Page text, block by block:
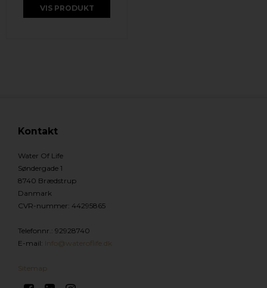
VIS PRODUKT
Kontakt
Water Of Life
Søndergade 1
8740 Brædstrup
Danmark
CVR-nummer: 44295865
Telefonnr.: 92928740
E-mail: Info@wateroflife.dk
Sitemap